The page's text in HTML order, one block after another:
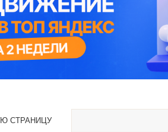
СТРАНИЦУ